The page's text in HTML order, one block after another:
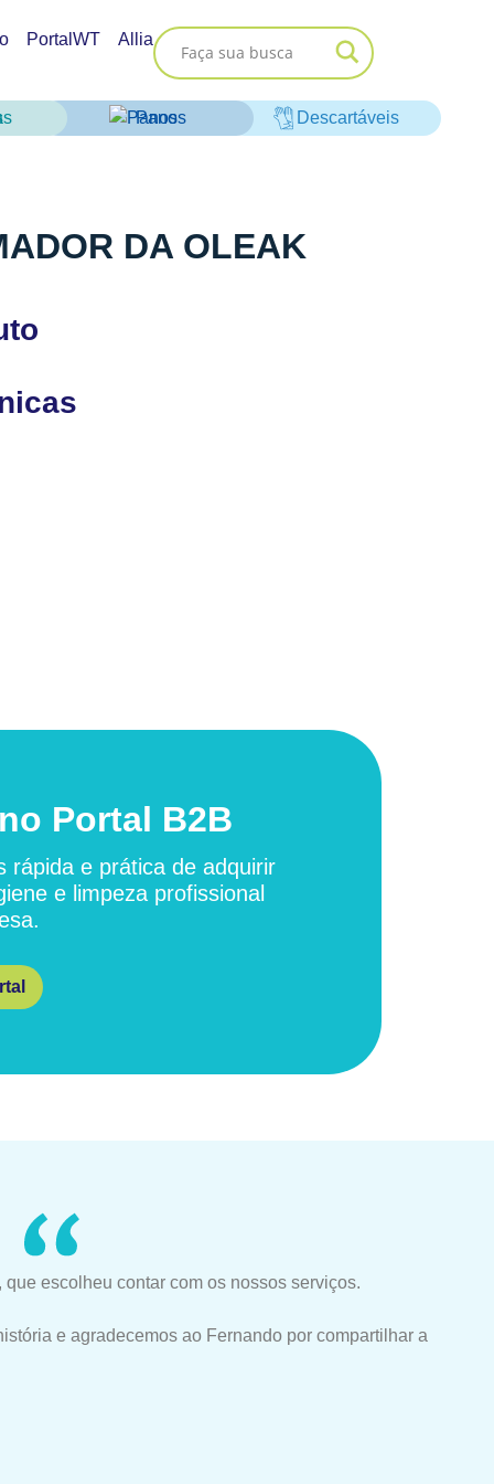
PortalWT Allia
Panos Descartáveis
DA OLEAK
Portal B2B
rápida e prática de adquirir
e limpeza profissional
escolheu contar com os nossos serviços.
e agradecemos ao Fernando por compartilhar a